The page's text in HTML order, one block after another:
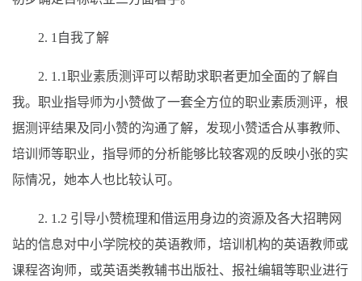
2. 1自我了解
2. 1.1职业素质测评可以帮助求职者更加全面的了解自
我。职业指导师为小赞做了一套全方位的职业素质测评，根
据测评结果及同小赞的沟通了解，发现小赞适合从事教师、
培训师等职业，指导师的分析能够比较客观的反映小张的实
际情况，她本人也比较认可。
2. 1.2 引导小赞梳理和借运用身边的资源及各大招聘网
站的信息对中小学院校的英语教师，培训机构的英语教师或
课程咨询师，或英语类教辅书出版社、报社编辑等职业进行